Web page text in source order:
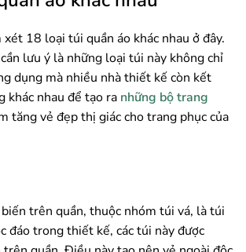
18 loại túi quần áo khác nhau ở đây.
lưu ý là những loại túi này không chỉ
dụng mà nhiều nhà thiết kế còn kết
khác nhau để tạo ra những bộ trang
tăng vẻ đẹp thị giác cho trang phục của
trên quần, thuộc nhóm túi vá, là túi
đáo trong thiết kế, các túi này được